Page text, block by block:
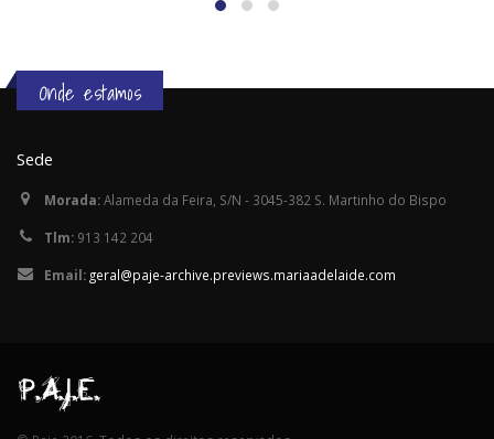
Onde estamos
Sede
Morada:Alameda da Feira, S/N - 3045-382 S. Martinho do Bispo
Tlm: 913 142 204
Email: geral@paje-archive.previews.mariaadelaide.com